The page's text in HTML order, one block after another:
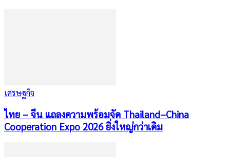
เศรษฐกิจ
ไทย – จีน แถลงความพร้อมจัด Thailand–China
Cooperation Expo 2026 ยิ่งใหญ่กว่าเดิม